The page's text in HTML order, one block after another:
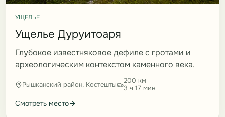
УЩЕЛЬЕ
Ущелье Дуруитоаря
Глубокое известняковое дефиле с гротами и
археологическим контекстом каменного века.
Рышканский район, Костешты
200 км
3 ч 17 мин
Смотреть место